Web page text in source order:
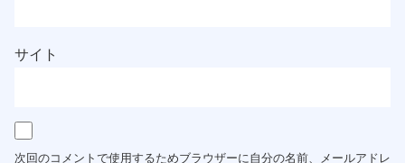
サイト
次回のコメントで使用するためブラウザーに自分の名前、メールアドレ